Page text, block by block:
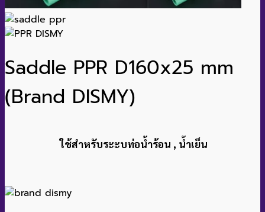
Saddle PPR D160x25 mm
(Brand DISMY)
ใช้สำหรับระะบท่อน้ำร้อน , น้ำเย็น